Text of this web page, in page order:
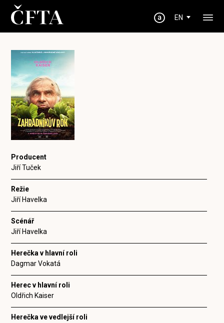
EN
Producent
Jiří Tuček
Režie
Jiří Havelka
Scénář
Jiří Havelka
Herečka v hlavní roli
Dagmar Vokatá
Herec v hlavní roli
Oldřich Kaiser
Herečka ve vedlejší roli